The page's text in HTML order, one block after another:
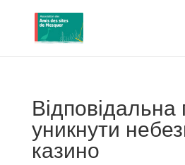
Відповідальна
уникнути
казино